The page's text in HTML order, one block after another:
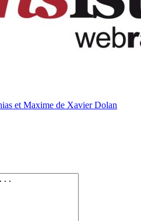
et Maxime de Xavier Dolan